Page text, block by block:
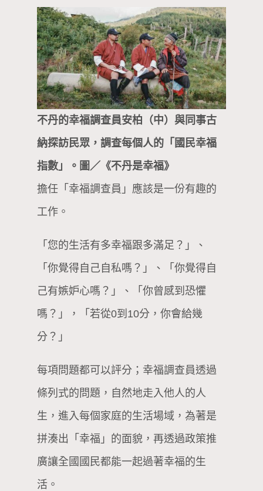
不丹的幸福調查員安柏（中）與同事古
納探訪民眾，調查每個人的「國民幸福
指數」。圖／《不丹是幸福》
擔任「幸福調查員」應該是一份有趣的
工作。
「您的生活有多幸福跟多滿足？」、
「你覺得自己自私嗎？」、「你覺得自
己有嫉妒心嗎？」、「你曾感到恐懼
嗎？」，「若從0到10分，你會給幾
分？」
每項問題都可以評分；幸福調查員透過
條列式的問題，自然地走入他人的人
生，進入每個家庭的生活場域，為著是
拼湊出「幸福」的面貌，再透過政策推
廣讓全國國民都能一起過著幸福的生
活。